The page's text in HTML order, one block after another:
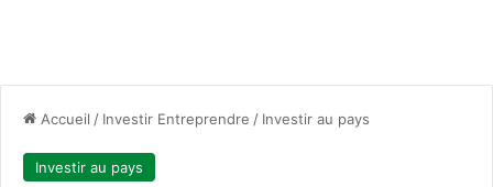
Accueil / Investir Entreprendre / Investir au pays
Investir au pays